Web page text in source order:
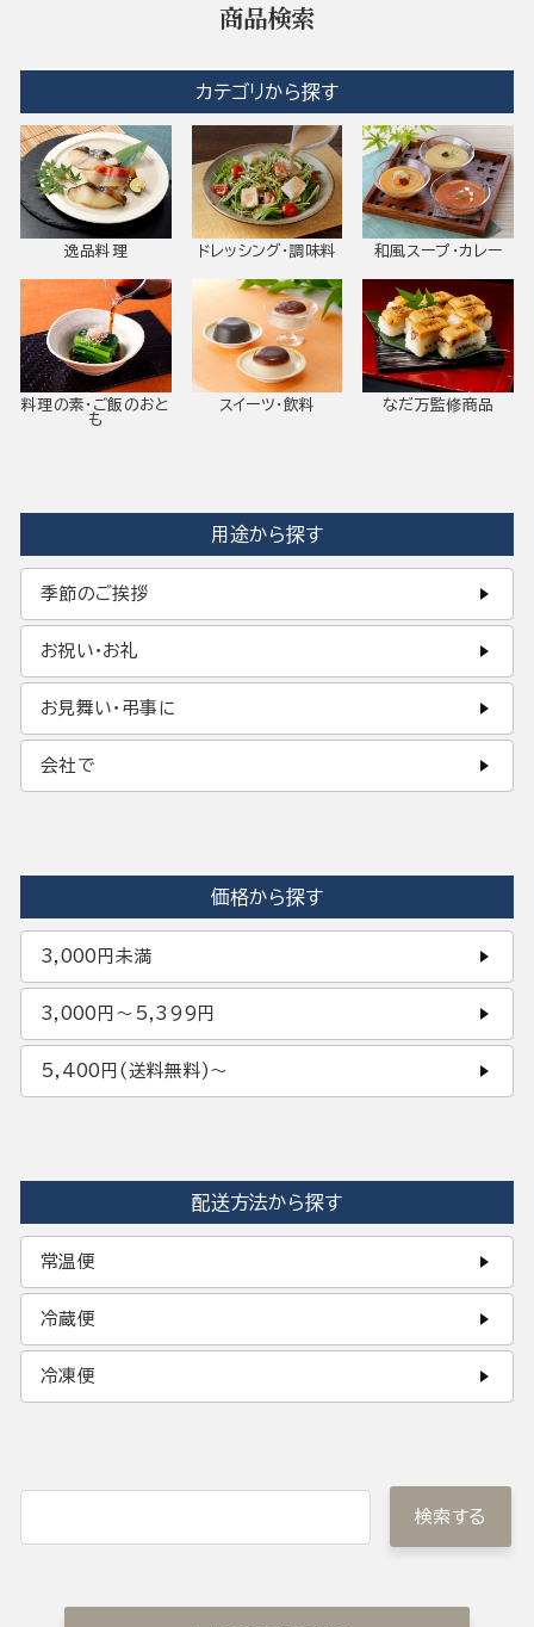
商品検索
カテゴリから探す
逸品料理 ドレッシング・調味料 和風スープ・カレー
料理の素・ご飯のおと
も
スイーツ・飲料 なだ万監修商品
用途から探す
季節のご挨拶
お祝い・お礼
お見舞い・弔事に
会社で
価格から探す
3,000円未満
3,000円〜5,399円
5,400円(送料無料)〜
配送方法から探す
常温便
冷蔵便
冷凍便
検索する